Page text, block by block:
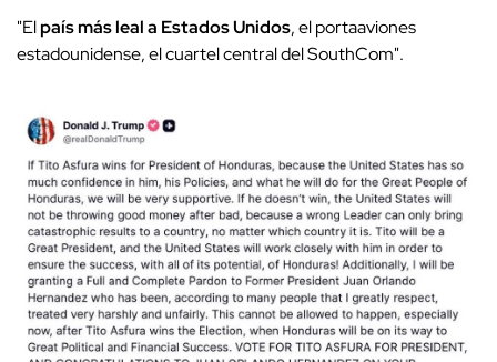
"Elpaís más leal a Estados Unidos, el portaaviones
estadounidense, el cuartel central del SouthCom".